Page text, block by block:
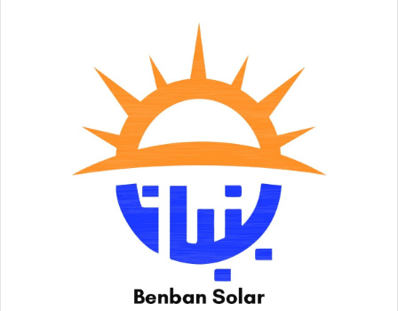
فاروق رئيس مجلس الإدارة ووفد من قيادات ومسئولي البنك بزيارة
لمحافظة الإسكندرية ،إلتقى خلالها اللواء محمد الشريف محافظ
الإسكندرية ،لبحث سبل تعزيز التعاون بين البنك والمحافظة في دعم
المشروعات التنموية وتحفيز مناخ الإنتاج وفتح آفاق جديدة لفرص
الإستثمار بالمحافظة ،تماشياً مع جهود الدولة لتحقيق التنمية
المستدامة ،وتنفيذاً لتوجيهات فخامة الرئيس عبد الفتاح السيسي
رئيس الجمهورية ،لتحقيق التنمية الشاملة وتعظيم القدرات الإنتاجية
لكافة القطاعات بما يسهم في دعم الإقتصاد الوطني .
واستعرض فاروق خلال اللقاء إمكانيات وقدرات البنك الزراعي
المصري ،والبرامج التمويلية التي يتيحها البنك بتيسيرات كبيرة
لتمويل المشروعات الإنتاجية والاستثمارية الكبرى بالمحافظة
،وكذلك حرص البنك على توفير التمويل اللازم للمشروعات الصغيرة